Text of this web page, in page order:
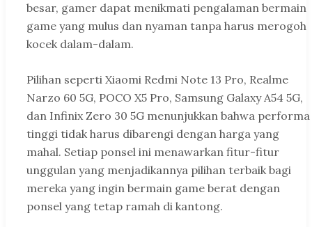
besar, gamer dapat menikmati pengalaman bermain
game yang mulus dan nyaman tanpa harus merogoh
kocek dalam-dalam.
Pilihan seperti Xiaomi Redmi Note 13 Pro, Realme
Narzo 60 5G, POCO X5 Pro, Samsung Galaxy A54 5G,
dan Infinix Zero 30 5G menunjukkan bahwa performa
tinggi tidak harus dibarengi dengan harga yang
mahal. Setiap ponsel ini menawarkan fitur-fitur
unggulan yang menjadikannya pilihan terbaik bagi
mereka yang ingin bermain game berat dengan
ponsel yang tetap ramah di kantong.